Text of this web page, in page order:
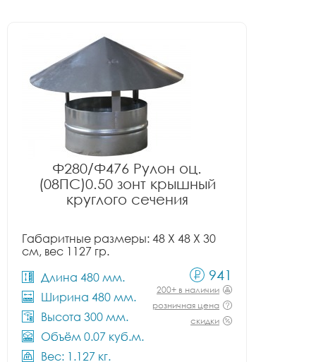
Ф280/Ф476 Рулон оц.
(08ПС)0.50 зонт крышный
круглого сечения
Габаритные размеры: 48 X 48 X 30
см, вес 1127 гр.
Длина 480 мм.
Ширина 480 мм.
Высота 300 мм.
Объём 0.07 куб.м.
Вес: 1.127 кг.
941
200+ в наличии
розничная цена
скидки